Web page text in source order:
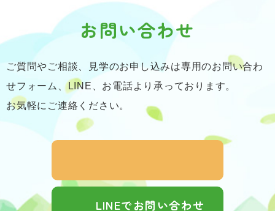
お問い合わせ
ご質問やご相談、見学のお申し込みは専用のお問い合わ
せフォーム、LINE、お電話より承っております。
お気軽にご連絡ください。
LINEでお問い合わせ